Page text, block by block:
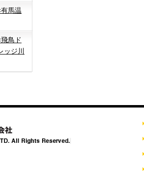
馬温
鳥ド
ッジ川